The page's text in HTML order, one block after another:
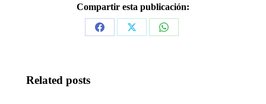
Compartir esta publicación:
Share
Share
Share
Related posts